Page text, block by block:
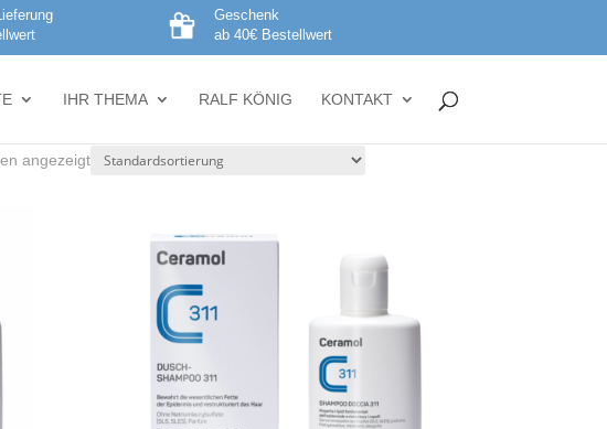
Geschenk
ab 40€ Bestellwert
IHR THEMA RALF KÖNIG KONTAKT
angezeigt